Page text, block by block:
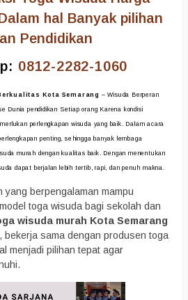
hal Banyak pilihan
Pendidikan
0812-2282-1060
Kota Semarang – Wisuda Berperan
Dunia pendidikan Setiap orang Karena kondisi
perlengkapan wisuda yang baik. Dalam acara
penting, sehingga banyak lembaga
murah dengan kualitas baik. Dengan menentukan
dapat berjalan lebih tertib, rapi, dan penuh makna.
berpengalaman mampu
toga wisuda bagi sekolah dan
wisuda murah Kota Semarang
bekerja sama dengan produsen toga
menjadi pilihan tepat agar